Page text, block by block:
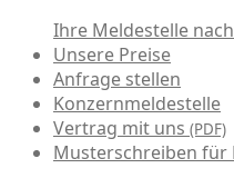
Ihre Meldestelle
Unsere Preise
Anfrage stellen
Konzernmeldestelle
Vertrag mit uns (PDF)
Musterschreiben für